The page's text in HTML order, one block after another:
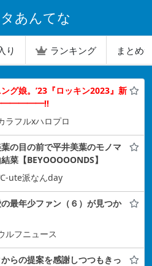
あんてな
り ランキング まとめ
ング娘。’23『ロッキン2023』新
ラフルxハロプロ
葉の目の前で平井美葉のモノマ
菜【BEYOOOOONDS】
ute派なんday
の最年少ファン（６）が見つか
ルフニュース
らの提案を感謝しつつもきっ